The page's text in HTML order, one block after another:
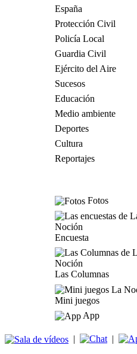
España
Protección Civil
Policía Local
Guardia Civil
Ejército del Aire
Sucesos
Educación
Medio ambiente
Deportes
Cultura
Reportajes
Fotos
Encuesta
Las Columnas
Mini juegos
App
| |